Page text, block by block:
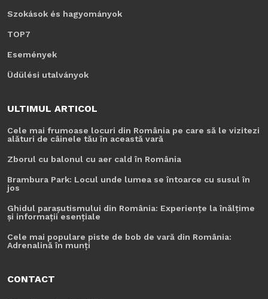
Szokások és hagyományok
TOP7
Események
Üdülési utalványok
ULTIMUL ARTICOL
Cele mai frumoase locuri din România pe care să le vizitezi
alături de câinele tău în această vară
Zborul cu balonul cu aer cald în România
Brambura Park: Locul unde lumea se întoarce cu susul în
jos
Ghidul parașutismului din România: Experiențe la înălțime
și informații esențiale
Cele mai populare piste de bob de vară din România:
Adrenalină în munți
CONTACT